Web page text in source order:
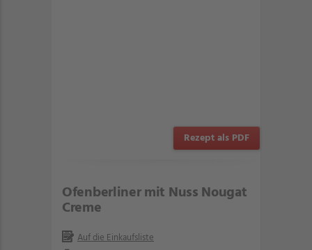
Rezept als PDF
Ofenberliner mit Nuss Nougat
Creme
Auf die Einkaufsliste